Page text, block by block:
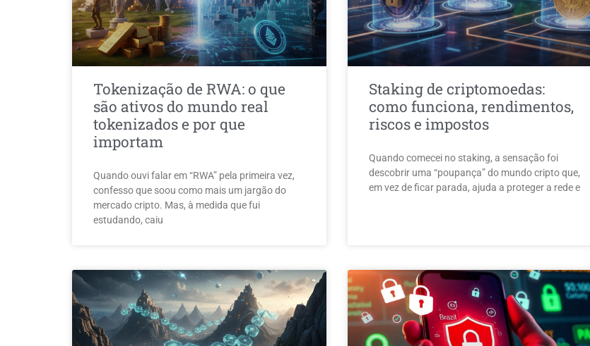
Tokenização de RWA: o que
são ativos do mundo real
tokenizados e por que
importam
Quando ouvi falar em “RWA” pela primeira vez,
confesso que soou como mais um jargão do
mercado cripto. Mas, à medida que fui
estudando, caiu
Staking de criptomoedas:
como funciona, rendimentos,
riscos e impostos
Quando comecei no staking, a sensação foi
descobrir uma “poupança” do mundo cripto que,
em vez de ficar parada, ajuda a proteger a rede e